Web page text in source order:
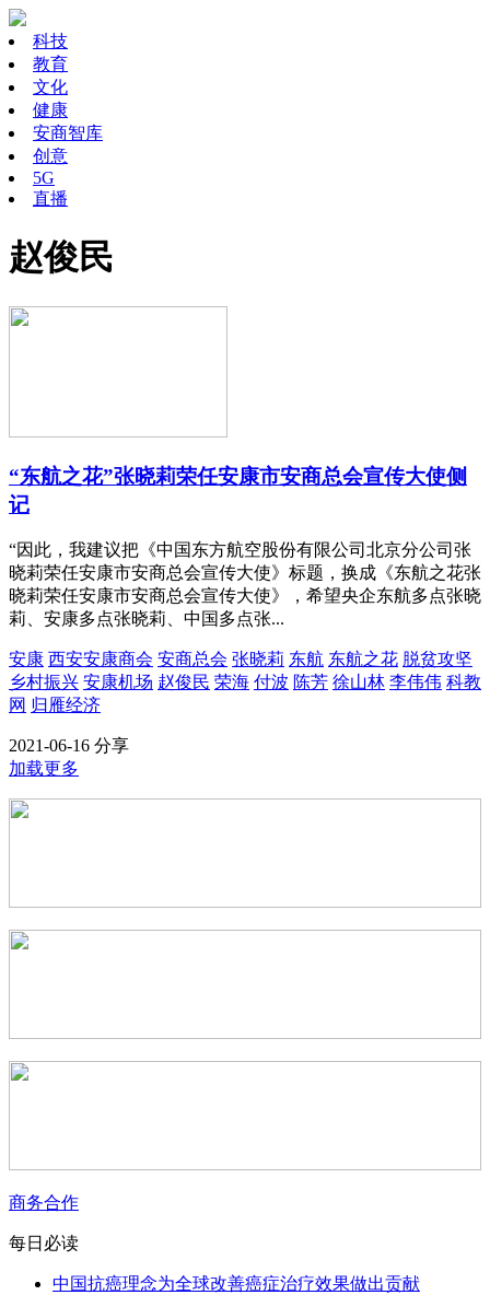
科技
教育
文化
健康
安商智库
创意
5G
直播
赵俊民
“东航之花”张晓莉荣任安康市安商总会宣传大使侧
记
“因此，我建议把《中国东方航空股份有限公司北京分公司张
晓莉荣任安康市安商总会宣传大使》标题，换成《东航之花张
晓莉荣任安康市安商总会宣传大使》，希望央企东航多点张晓
莉、安康多点张晓莉、中国多点张...
安康 西安安康商会 安商总会 张晓莉 东航 东航之花 脱贫攻坚
乡村振兴 安康机场 赵俊民 荣海 付波 陈芳 徐山林 李伟伟 科教
网 归雁经济
2021-06-16 分享
加载更多
商务合作
每日必读
中国抗癌理念为全球改善癌症治疗效果做出贡献